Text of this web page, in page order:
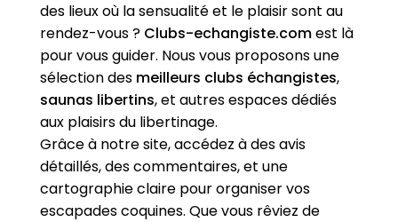
des lieux où la sensualité et le plaisir sont au
rendez-vous ? Clubs-echangiste.comest là
pour vous guider. Nous vous proposons une
sélection des meilleurs clubs échangistes,
saunas libertins, et autres espaces dédiés
aux plaisirs du libertinage.
Grâce à notre site, accédez à des avis
détaillés, des commentaires, et une
cartographie claire pour organiser vos
escapades coquines. Que vous rêviez de